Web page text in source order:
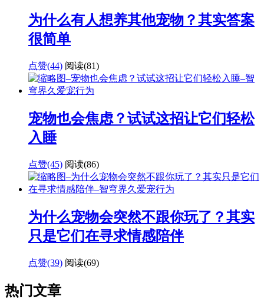
为什么有人想养其他宠物？其实答案
很简单
点赞(44) 阅读(81)
宠物也会焦虑？试试这招让它们轻松
入睡
点赞(45) 阅读(86)
为什么宠物会突然不跟你玩了？其实
只是它们在寻求情感陪伴
点赞(39) 阅读(69)
热门文章